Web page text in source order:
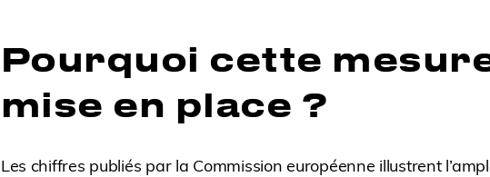
Pourquoi cette
mise en place ?
Les chiffres publiés par la Commission européenne illustrent